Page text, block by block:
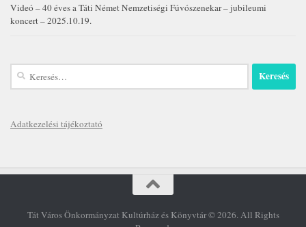
Videó – 40 éves a Táti Német Nemzetiségi Fúvószenekar – jubileumi
koncert – 2025.10.19.
Keresés:
Adatkezelési tájékoztató
Tát Város Önkormányzat Kultúrház és Könyvtár © 2026. All Rights